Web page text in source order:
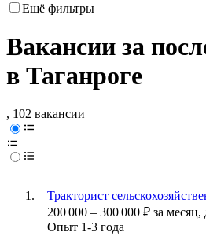
Ещё фильтры
Вакансии за
в Таганроге
, 102 вакансии
Тракторист
200 000 – 300 000 ₽ за месяц,
Опыт 1-3 года